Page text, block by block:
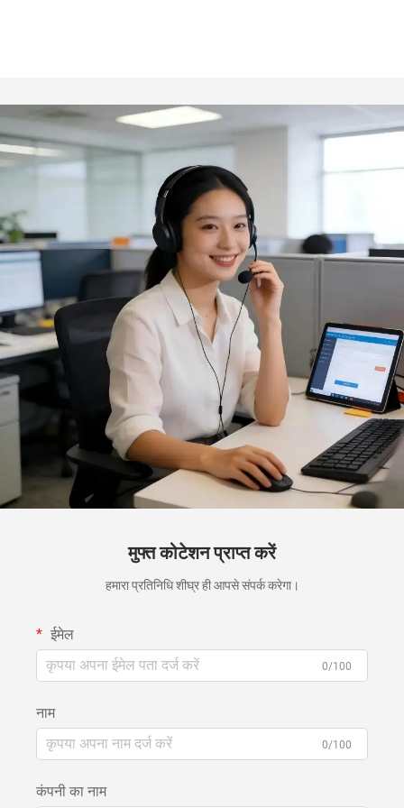
मुफ्त कोटेशन प्राप्त करें
हमारा प्रतिनिधि शीघ्र ही आपसे संपर्क करेगा।
ईमेल
0/100
नाम
0/100
कंपनी का नाम